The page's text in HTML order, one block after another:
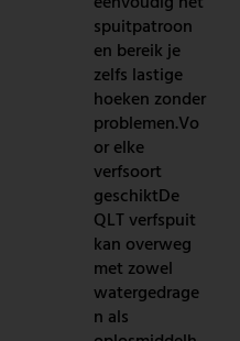
spuitpatroon
en bereik je
zelfs lastige
hoeken zonder
problemen.Vo
or elke
verfsoort
geschiktDe
QLT verfspuit
kan overweg
met zowel
watergedrage
n als